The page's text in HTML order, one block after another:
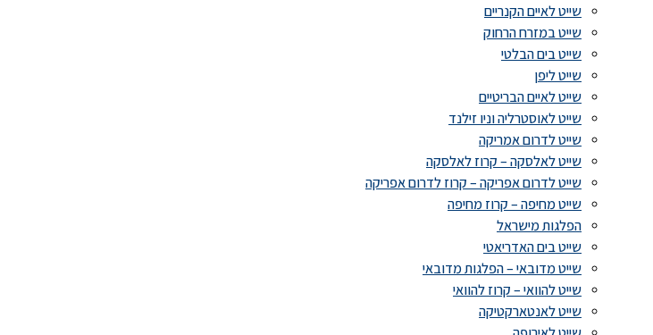
שייט לאיים הקנריים
שייט במזרח הרחוק
שייט בים הבלטי
שייט ליפן
שייט לאיים הבריטיים
שייט לאוסטרליה וניו זילנד
שייט לדרום אמריקה
שייט לאלסקה – קרוז לאלסקה
שייט לדרום אפריקה – קרוז לדרום אפריקה
שייט מחיפה – קרוז מחיפה
הפלגות מישראל
שייט בים האדריאטי
שייט מדובאי – הפלגות מדובאי
שייט להוואי – קרוז להוואי
שייט לאנטארקטיקה